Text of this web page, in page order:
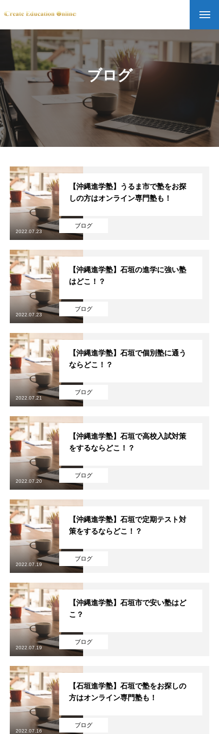
ごあいさつ
オンライン授業について
学年別コース紹介
ブログ
ブログ
【沖縄進学塾】うるま市で塾をお探
しの方はオンライン専門塾も！
2022.07.23
ブログ
【沖縄進学塾】石垣の進学に強い塾
はどこ！？
2022.07.23
ブログ
【沖縄進学塾】石垣で個別塾に通う
ならどこ！？
2022.07.21
ブログ
【沖縄進学塾】石垣で高校入試対策
をするならどこ！？
2022.07.20
ブログ
【沖縄進学塾】石垣で定期テスト対
策をするならどこ！？
2022.07.19
ブログ
【沖縄進学塾】石垣市で安い塾はど
こ？
2022.07.19
ブログ
【石垣進学塾】石垣で塾をお探しの
方はオンライン専門塾も！
2022.07.16